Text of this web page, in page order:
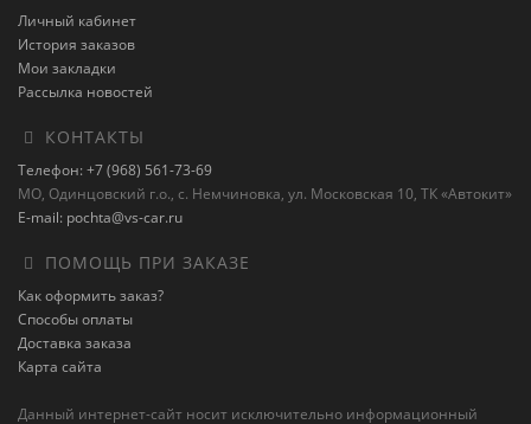
Личный кабинет
История заказов
Мои закладки
Рассылка новостей
КОНТАКТЫ
Телефон: +7 (968) 561-73-69
МО, Одинцовский г.о., с. Немчиновка, ул. Московская 10, ТК «Автокит»
E-mail: pochta@vs-car.ru
ПОМОЩЬ ПРИ ЗАКАЗЕ
Как оформить заказ?
Способы оплаты
Доставка заказа
Карта сайта
Данный интернет-сайт носит исключительно информационный